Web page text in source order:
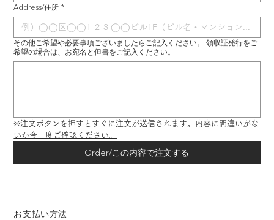
Address/住所 *
その他ご希望や必要事項ございましたらご記入ください。 領収証発行をご
希望の場合は、お宛名と但書をご記入ください。
※注文ボタンを押すとすぐに注文が送信されます。内容に間違いがな
いか今一度ご確認ください。
Order/この内容で注文する
お支払い方法